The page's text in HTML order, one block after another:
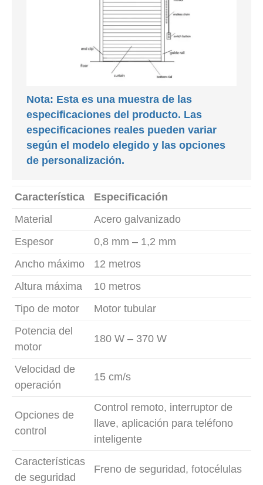
Nota: Esta es una muestra de las
especificaciones del producto. Las
especificaciones reales pueden variar
según el modelo elegido y las opciones
de personalización.
Característica
Especificación
Material
Acero galvanizado
Espesor
0,8 mm – 1,2 mm
Ancho máximo
12 metros
Altura máxima
10 metros
Tipo de motor
Motor tubular
Potencia del
motor
180 W – 370 W
Velocidad de
operación
15 cm/s
Opciones de
control
Control remoto, interruptor de
llave, aplicación para teléfono
inteligente
Características
de seguridad
Freno de seguridad, fotocélulas